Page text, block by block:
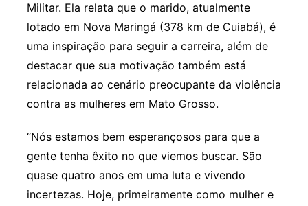
Militar. Ela relata que o marido, atualmente
lotado em Nova Maringá (378 km de Cuiabá), é
uma inspiração para seguir a carreira, além de
destacar que sua motivação também está
relacionada ao cenário preocupante da violência
contra as mulheres em Mato Grosso.
“Nós estamos bem esperançosos para que a
gente tenha êxito no que viemos buscar. São
quase quatro anos em uma luta e vivendo
incertezas. Hoje, primeiramente como mulher e